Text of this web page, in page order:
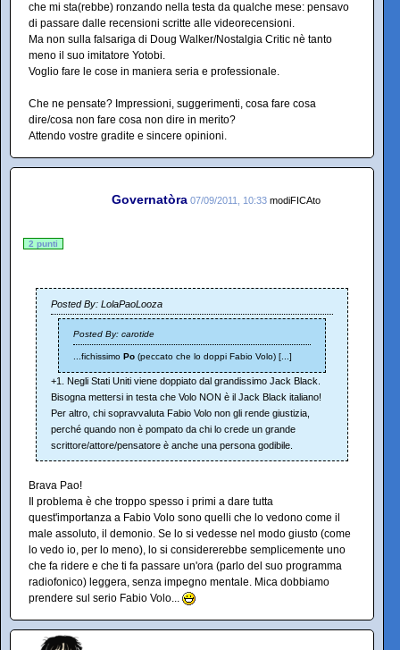
che mi sta(rebbe) ronzando nella testa da qualche mese: pensavo
di passare dalle recensioni scritte alle videorecensioni.
Ma non sulla falsariga di Doug Walker/Nostalgia Critic nè tanto
meno il suo imitatore Yotobi.
Voglio fare le cose in maniera seria e professionale.
Che ne pensate? Impressioni, suggerimenti, cosa fare cosa
dire/cosa non fare cosa non dire in merito?
Attendo vostre gradite e sincere opinioni.
Governatòra 07/09/2011, 10:33 modiFICAto
2 punti
Posted By: LolaPaoLooza
Posted By: carotide
...fichissimo Po (peccato che lo doppi Fabio Volo) [...]
+1. Negli Stati Uniti viene doppiato dal grandissimo Jack Black.
Bisogna mettersi in testa che Volo NON è il Jack Black italiano!
Per altro, chi sopravvaluta Fabio Volo non gli rende giustizia,
perché quando non è pompato da chi lo crede un grande
scrittore/attore/pensatore è anche una persona godibile.
Brava Pao!
Il problema è che troppo spesso i primi a dare tutta
quest'importanza a Fabio Volo sono quelli che lo vedono come il
male assoluto, il demonio. Se lo si vedesse nel modo giusto (come
lo vedo io, per lo meno), lo si considererebbe semplicemente uno
che fa ridere e che ti fa passare un'ora (parlo del suo programma
radiofonico) leggera, senza impegno mentale. Mica dobbiamo
prendere sul serio Fabio Volo...